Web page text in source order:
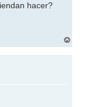
hacer?
r